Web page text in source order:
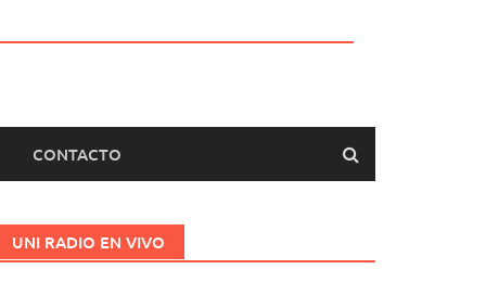
CONTACTO
UNI RADIO EN VIVO